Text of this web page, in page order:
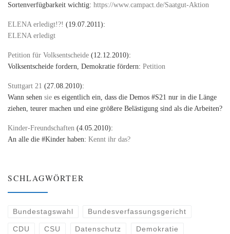
Sortenverfügbarkeit wichtig: https://www.campact.de/Saatgut-Aktion
ELENA erledigt!?! (19.07.2011):
ELENA erledigt
Petition für Volksentscheide (12.12.2010):
Volksentscheide fordern, Demokratie fördern: Petition
Stuttgart 21 (27.08.2010):
Wann sehen sie es eigentlich ein, dass die Demos #S21 nur in die Länge
ziehen, teurer machen und eine größere Belästigung sind als die Arbeiten?
Kinder-Freundschaften (4.05.2010):
An alle die #Kinder haben: Kennt ihr das?
SCHLAGWÖRTER
Bundestagswahl Bundesverfassungsgericht
CDU CSU Datenschutz Demokratie